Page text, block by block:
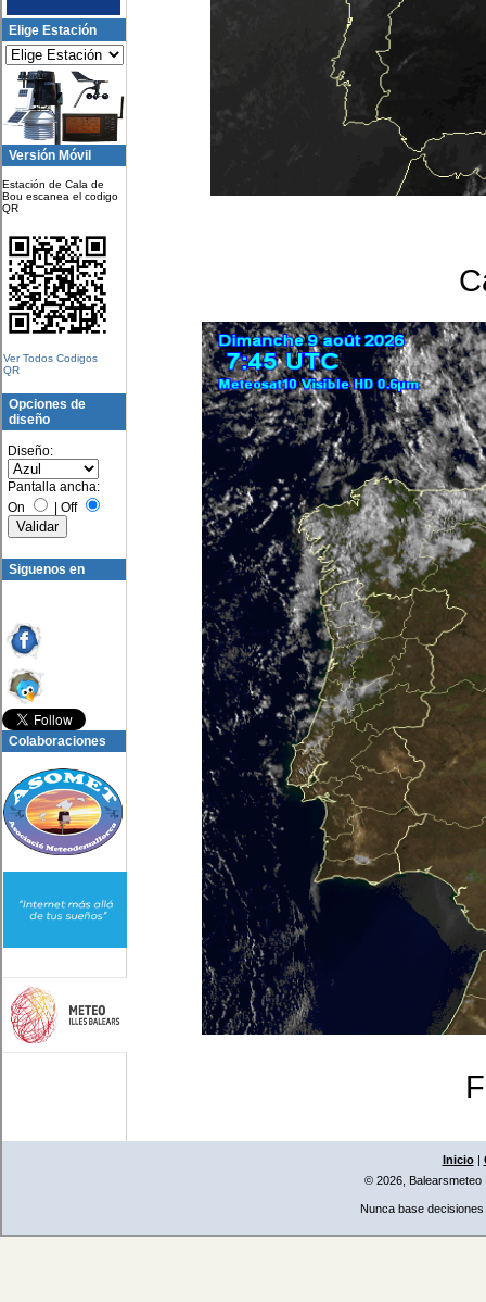
Elige Estación
Versión Móvil
Estación de Cala de
Bou escanea el codigo
QR
Ver Todos Codigos
QR
Opciones de
diseño
Diseño:
Pantalla ancha:
On
| Off
Siguenos en
Colaboraciones
Inicio|
© 2026, Balearsmeteo
Nunca base